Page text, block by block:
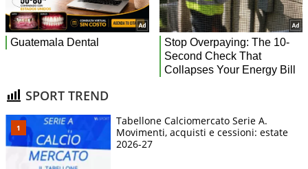
SPORT TREND
Tabellone Calciomercato Serie A.
Movimenti, acquisti e cessioni: estate
2026-27